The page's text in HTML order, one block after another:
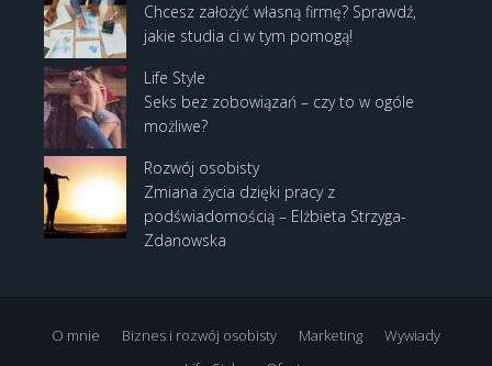
Chcesz założyć własną firmę? Sprawdź,
jakie studia ci w tym pomogą!
Life Style
Seks bez zobowiązań – czy to w ogóle
możliwe?
Rozwój osobisty
Zmiana życia dzięki pracy z
podświadomością – Elżbieta Strzyga-
Zdanowska
O mnie Biznes i rozwój osobisty Marketing
Wywiady